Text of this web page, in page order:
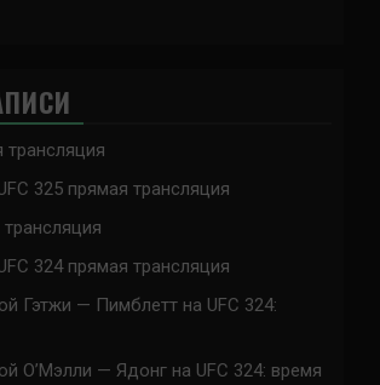
трансляция
325 прямая трансляция
324 прямая трансляция
Гэтжи — Пимблетт на UFC 324:
О’Мэлли — Ядонг на UFC 324: время